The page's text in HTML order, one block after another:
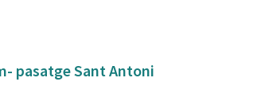
pasatge Sant Antoni